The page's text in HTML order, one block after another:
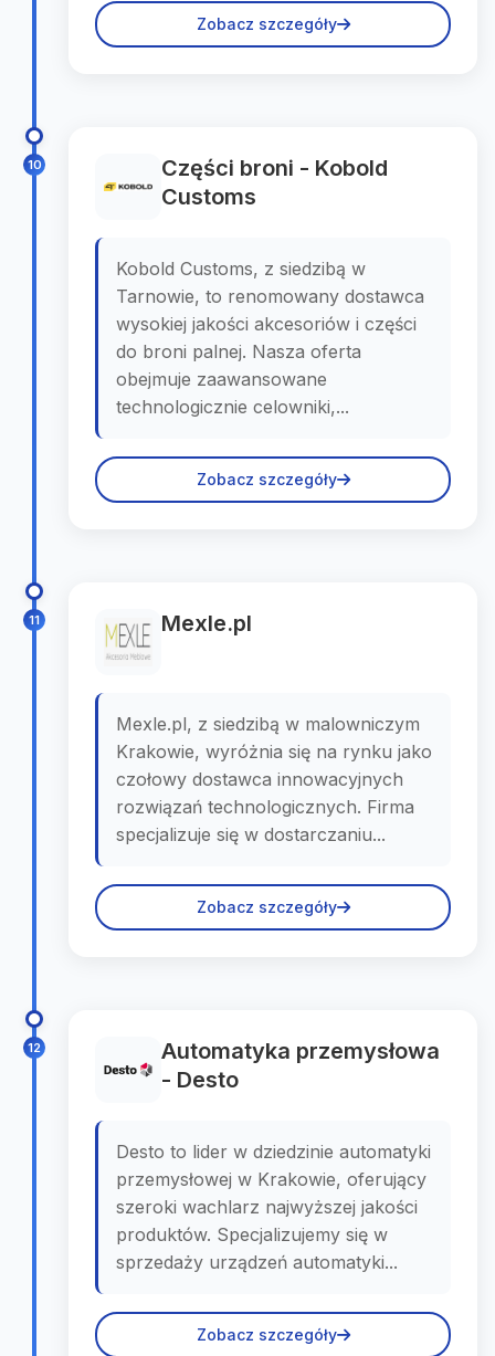
Zobacz szczegóły
10
Części broni - Kobold
Customs
Kobold Customs, z siedzibą w
Tarnowie, to renomowany dostawca
wysokiej jakości akcesoriów i części
do broni palnej. Nasza oferta
obejmuje zaawansowane
technologicznie celowniki,...
Zobacz szczegóły
11 Mexle.pl
Mexle.pl, z siedzibą w malowniczym
Krakowie, wyróżnia się na rynku jako
czołowy dostawca innowacyjnych
rozwiązań technologicznych. Firma
specjalizuje się w dostarczaniu...
Zobacz szczegóły
12
Automatyka przemysłowa
- Desto
Desto to lider w dziedzinie automatyki
przemysłowej w Krakowie, oferujący
szeroki wachlarz najwyższej jakości
produktów. Specjalizujemy się w
sprzedaży urządzeń automatyki...
Zobacz szczegóły